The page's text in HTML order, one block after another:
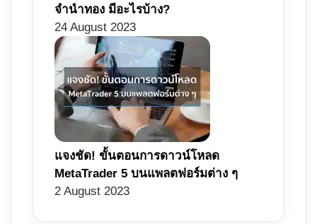
จำนำทอง มีอะไรบ้าง?
24 August 2023
แจงชัด! ขั้นตอนการดาวน์โหลด
MetaTrader 5 บนแพลตฟอร์มต่าง ๆ
2 August 2023